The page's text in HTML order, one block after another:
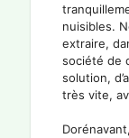
nuisibles.
extraire,
société de
solution,
très vite,